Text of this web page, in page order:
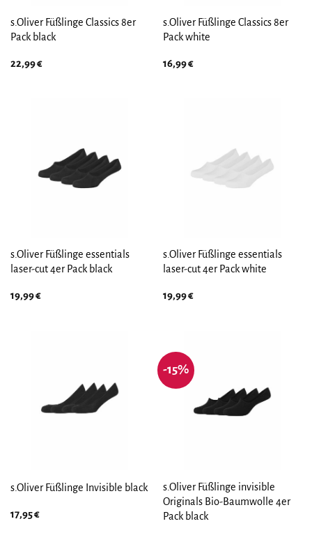
s.Oliver Füßlinge Classics 8er
Pack black
22,99€
s.Oliver Füßlinge Classics 8er
Pack white
16,99€
s.Oliver Füßlinge essentials
laser-cut 4er Pack black
19,99€
s.Oliver Füßlinge essentials
laser-cut 4er Pack white
19,99€
s.Oliver Füßlinge Invisible black
17,95€
-15%
s.Oliver Füßlinge invisible
Originals Bio-Baumwolle 4er
Pack black